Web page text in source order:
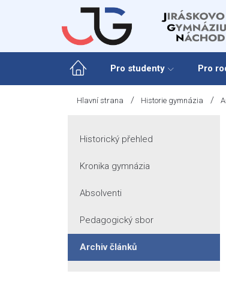
Pro studenty Pro
Hlavní strana / Historie gymnázia /
Historický přehled
Kronika gymnázia
Absolventi
Pedagogický sbor
Archiv článků